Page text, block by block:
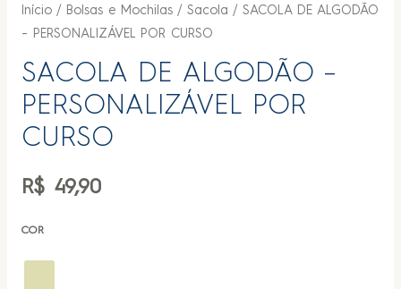
Início/ Bolsas e Mochilas/ Sacola / SACOLA DE ALGODÃO
– PERSONALIZÁVEL POR CURSO
SACOLA DE ALGODÃO –
PERSONALIZÁVEL POR
CURSO
R$49,90
COR